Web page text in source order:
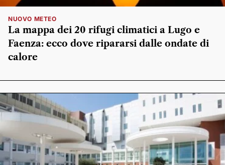
NUOVO METEO
La mappa dei 20 rifugi climatici a Lugo e
Faenza: ecco dove ripararsi dalle ondate di
calore